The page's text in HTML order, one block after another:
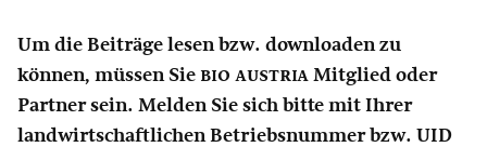
Um die Beiträge lesen bzw. downloaden zu
können, müssen Sie bio austria Mitglied oder
Partner sein. Melden Sie sich bitte mit Ihrer
landwirtschaftlichen Betriebsnummer bzw. UID